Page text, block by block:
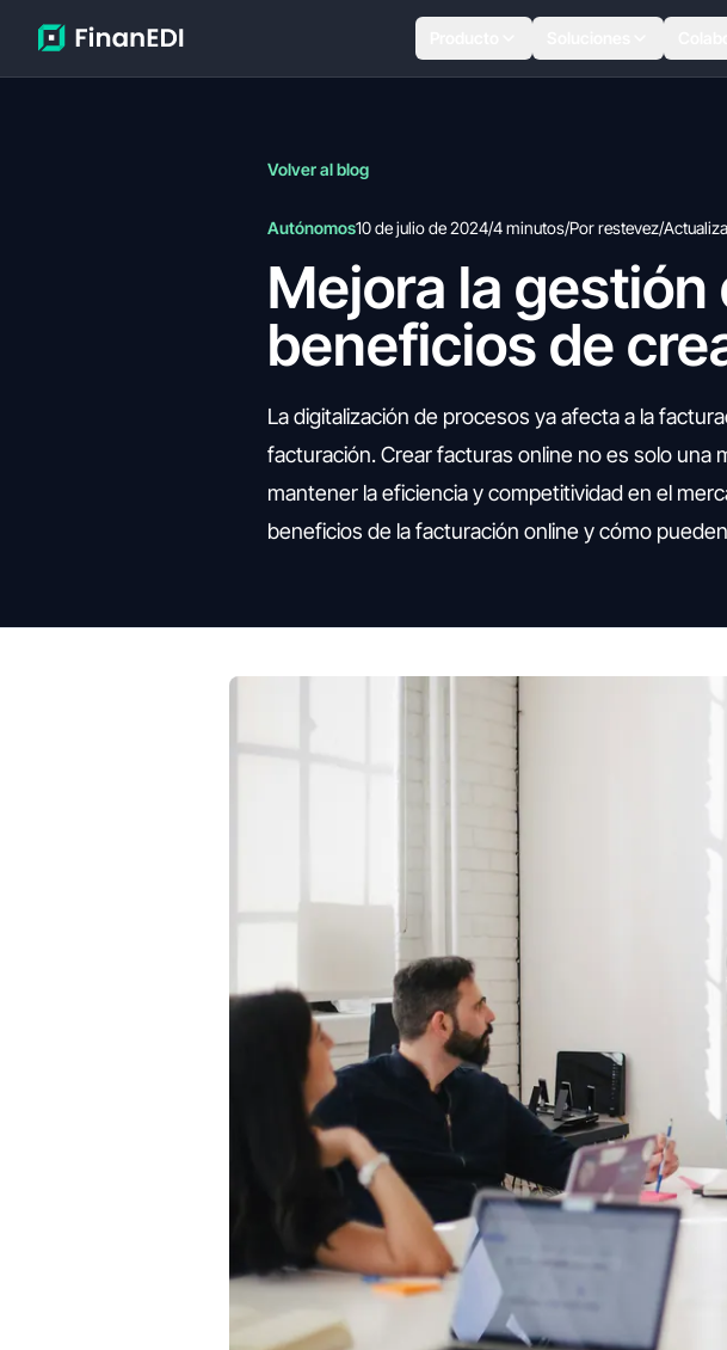
Volver al blog
Autónomos10 de julio de 2024/4 minutos/Por restevez/
Mejora la
beneficios de
La digitalización de procesos ya afecta a la
facturación. Crear facturas online no es solo una
mantener la eficiencia y competitividad en el
beneficios de la facturación online y cómo